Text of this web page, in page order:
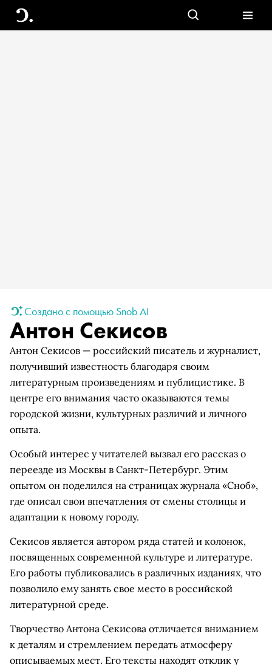
Создано с помощью Snob AI
Антон Секисов
Антон Секисов — российский писатель и журналист,
получивший известность благодаря своим
литературным произведениям и публицистике. В
центре его внимания часто оказываются темы
городской жизни, культурных различий и личного
опыта.
Особый интерес у читателей вызвал его рассказ о
переезде из Москвы в Санкт-Петербург. Этим
опытом он поделился на страницах журнала «Сноб»,
где описал свои впечатления от смены столицы и
адаптации к новому городу.
Секисов является автором ряда статей и колонок,
посвященных современной культуре и литературе.
Его работы публиковались в различных изданиях, что
позволило ему занять свое место в российской
литературной среде.
Творчество Антона Секисова отличается вниманием
к деталям и стремлением передать атмосферу
описываемых мест. Его тексты находят отклик у